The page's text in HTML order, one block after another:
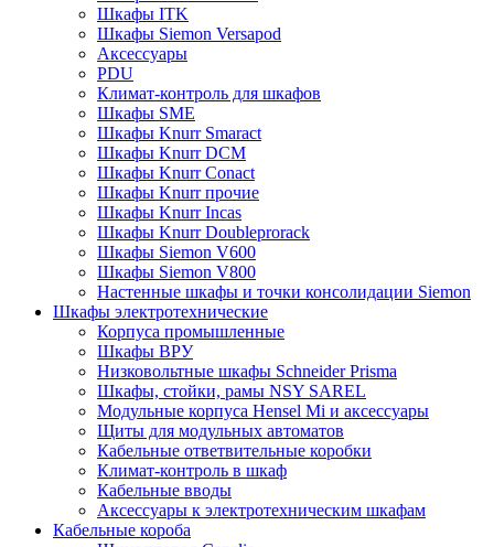
Шкафы ITK
Шкафы Siemon Versapod
Аксессуары
PDU
Климат-контроль для шкафов
Шкафы SME
Шкафы Knurr Smaract
Шкафы Knurr DCM
Шкафы Knurr Conact
Шкафы Knurr прочие
Шкафы Knurr Incas
Шкафы Knurr Doubleprorack
Шкафы Siemon V600
Шкафы Siemon V800
Настенные шкафы и точки консолидации Siemon
Шкафы электротехнические
Корпуса промышленные
Шкафы ВРУ
Низковольтные шкафы Schneider Prisma
Шкафы, стойки, рамы NSY SAREL
Модульные корпуса Hensel Mi и аксессуары
Щиты для модульных автоматов
Кабельные ответвительные коробки
Климат-контроль в шкаф
Кабельные вводы
Аксессуары к электротехническим шкафам
Кабельные короба